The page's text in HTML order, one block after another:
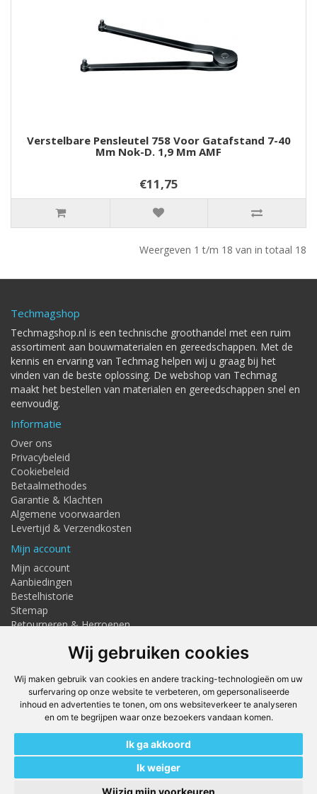
Wij gebruiken cookies
Wij maken gebruik van cookies en andere tracking-technologieën om uw
surfervaring op onze website te verbeteren, om gepersonaliseerde
inhoud en advertenties te tonen, om ons websiteverkeer te analyseren
en om te begrijpen waar onze bezoekers vandaan komen.
Ik ga akkoord
Ik weiger
Wijzig mijn voorkeuren
Verstelbare Pensleutel 758 Voor Gatafstand 7-40
Mm Nok-D. 1,9 Mm AMF
€11,75
Weergeven 1 t/m 18 van in totaal 18
Techmagshop
Techmagshop.nl is een technische groothandel met een ruim
assortiment aan bouwmaterialen en gereedschappen. Met de
kennis en ervaring van Techmag helpen wij u graag bij het
vinden van de beste oplossing. De webshop van Techmag
maakt het bestellen van materialen en gereedschappen snel en
eenvoudig.
Informatie
Over ons
Privacybeleid
Cookiebeleid
Betaalmethodes
Garantie & Klachten
Algemene voorwaarden
Levertijd & Verzendkosten
Mijn account
Mijn account
Aanbiedingen
Bestelhistorie
Sitemap
Retourneren & Herroepen
Adresgegevens
Textielstraat 4, Haaksbergen
Telefoon: 053-7676275
info@techmaghaaksbergen.nl
Onze Webshops
Techmag247.nl
Vuurwerkstaffel.nl
Kit247.nl